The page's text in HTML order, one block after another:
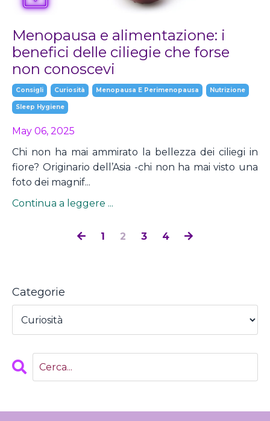
Menopausa e alimentazione: i
benefici delle ciliegie che forse
non conoscevi
Consigli Curiosità Menopausa E Perimenopausa Nutrizione
Sleep Hygiene
May 06, 2025
Chi non ha mai ammirato la bellezza dei ciliegi in
fiore? Originario dell’Asia -chi non ha mai visto una
foto dei magnif...
Continua a leggere ...
1 2 3 4
Categorie